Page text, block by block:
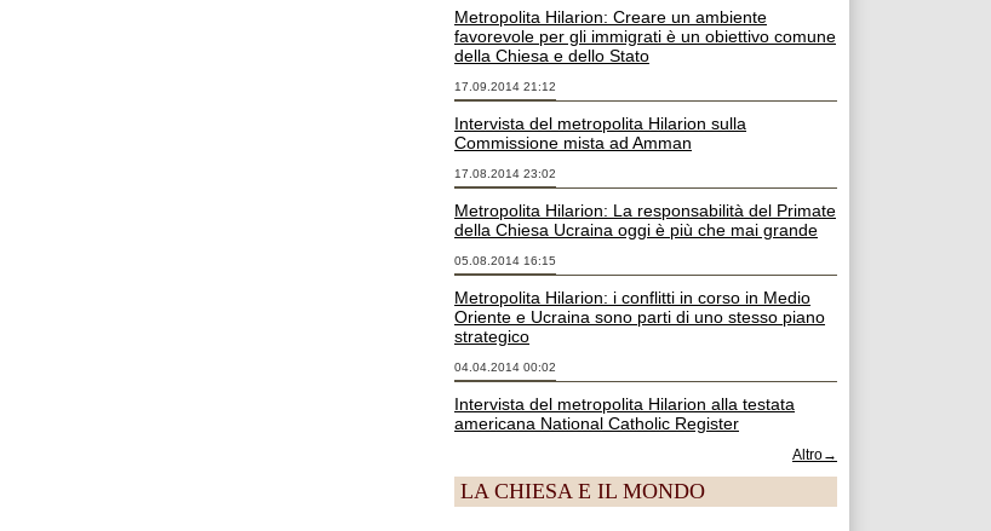
Metropolita Hilarion: Creare un ambiente
favorevole per gli immigrati è un obiettivo comune
della Chiesa e dello Stato
17.09.2014 21:12
Intervista del metropolita Hilarion sulla
Commissione mista ad Amman
17.08.2014 23:02
Metropolita Hilarion: La responsabilità del Primate
della Chiesa Ucraina oggi è più che mai grande
05.08.2014 16:15
Metropolita Hilarion: i conflitti in corso in Medio
Oriente e Ucraina sono parti di uno stesso piano
strategico
04.04.2014 00:02
Intervista del metropolita Hilarion alla testata
americana National Catholic Register
Altro→
LA CHIESA E IL MONDO